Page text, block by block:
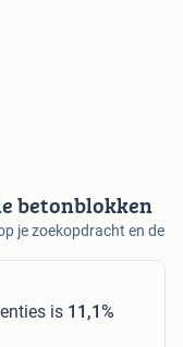
betonblokken
je zoekopdracht en de
is 11,1%